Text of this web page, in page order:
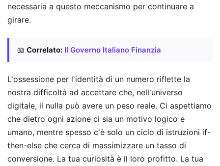
necessaria a questo meccanismo per continuare a
girare.
📖 Correlato: Il Governo Italiano Finanzia
L'ossessione per l'identità di un numero riflette la
nostra difficoltà ad accettare che, nell'universo
digitale, il nulla può avere un peso reale. Ci aspettiamo
che dietro ogni azione ci sia un motivo logico e
umano, mentre spesso c'è solo un ciclo di istruzioni if-
then-else che cerca di massimizzare un tasso di
conversione. La tua curiosità è il loro profitto. La tua